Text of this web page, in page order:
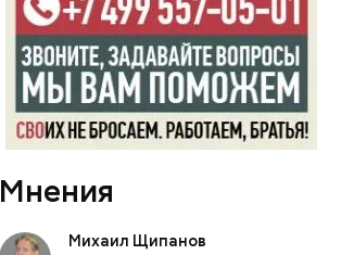
Мнения
Михаил Щипанов